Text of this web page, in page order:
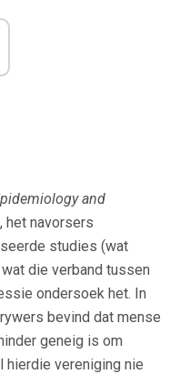
and
het navorsers
studies (wat
die verband tussen
ondersoek het. In
bevind dat mense
geneig is om
vereniging nie